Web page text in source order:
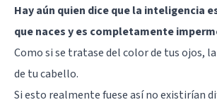
Hay aún quien dice que la inteligencia
que naces y es completamente
Como si se tratase del color de tus ojos,
de tu cabello.
Si esto realmente fuese así no existirían